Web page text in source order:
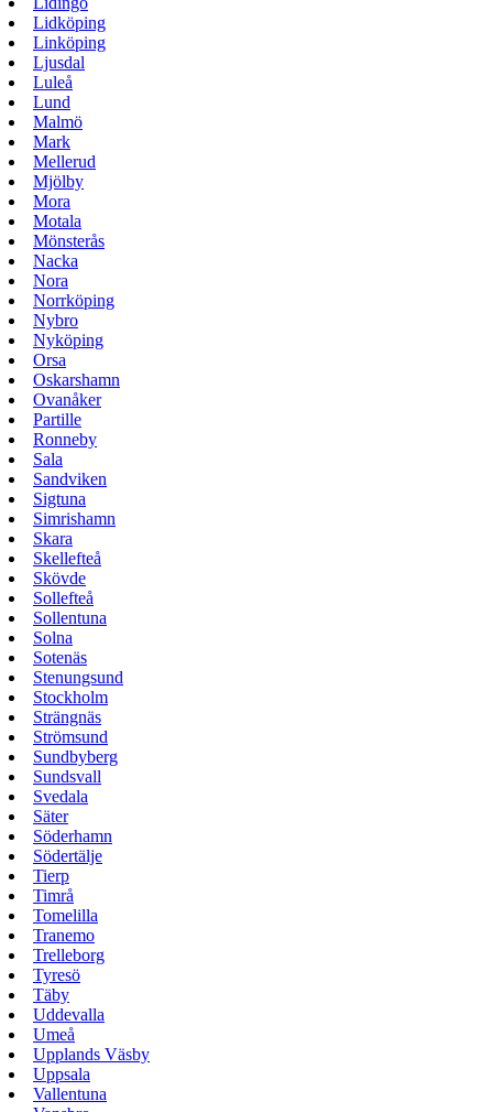
Lidköping
Linköping
Ljusdal
Luleå
Lund
Malmö
Mark
Mellerud
Mjölby
Mora
Motala
Mönsterås
Nacka
Nora
Norrköping
Nybro
Nyköping
Orsa
Oskarshamn
Ovanåker
Partille
Ronneby
Sala
Sandviken
Sigtuna
Simrishamn
Skara
Skellefteå
Skövde
Sollefteå
Sollentuna
Solna
Sotenäs
Stenungsund
Stockholm
Strängnäs
Strömsund
Sundbyberg
Sundsvall
Svedala
Säter
Söderhamn
Södertälje
Tierp
Timrå
Tomelilla
Tranemo
Trelleborg
Tyresö
Täby
Uddevalla
Umeå
Upplands Väsby
Uppsala
Vallentuna